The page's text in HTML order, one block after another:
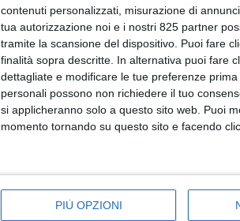
contenuti personalizzati, misurazione di
tua autorizzazione noi e i nostri 825 partner
tramite la scansione del dispositivo. Puoi fare
finalità sopra descritte. In alternativa puoi fare
dettagliate e modificare le tue preferenze prima
personali possono non richiedere il tuo
si applicheranno solo a questo sito web. Puoi
momento tornando su questo sito e facendo
PIÙ OPZIONI